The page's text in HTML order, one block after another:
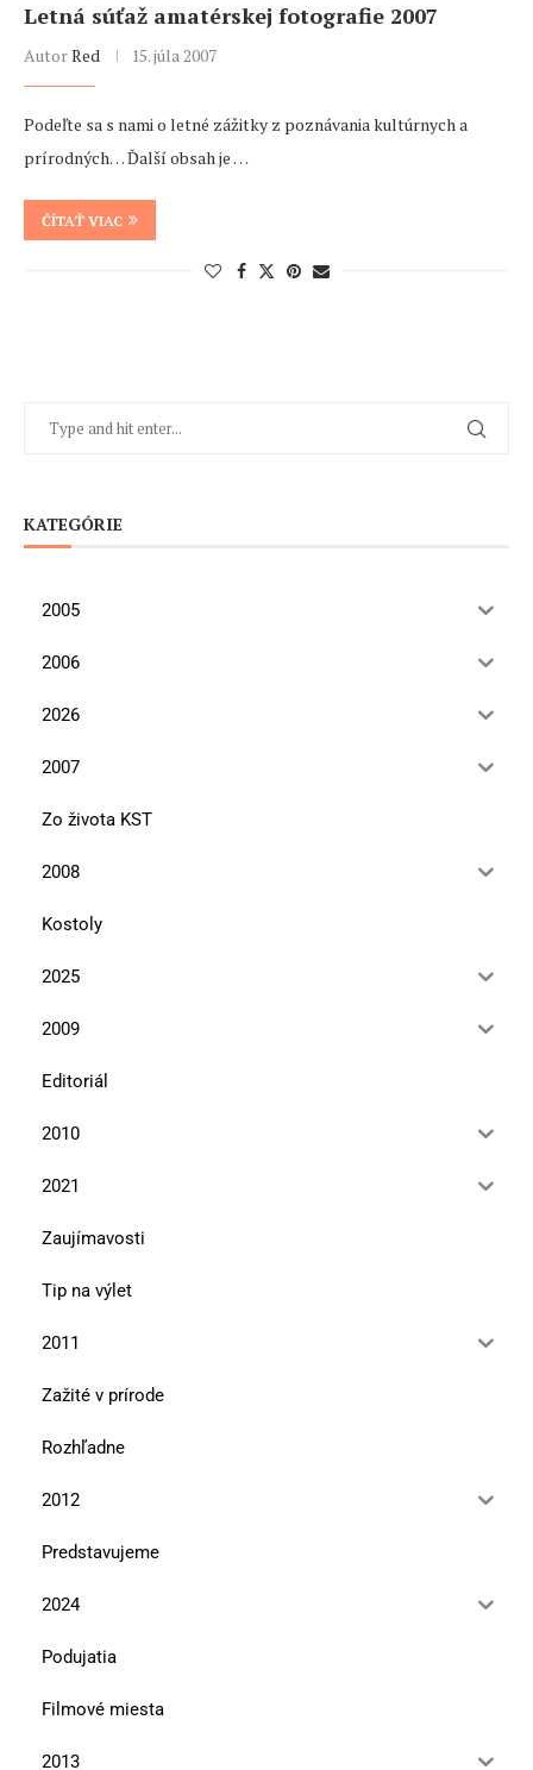
Letná súťaž amatérskej fotografie 2007
AutorRed 15. júla 2007
Podeľte sa s nami o letné zážitky z poznávania kultúrnych a
prírodných… Ďalší obsah je …
ČÍTAŤ VIAC
KATEGÓRIE
2005
2006
2026
2007
Zo života KST
2008
Kostoly
2025
2009
Editoriál
2010
2021
Zaujímavosti
Tip na výlet
2011
Zažité v prírode
Rozhľadne
2012
Predstavujeme
2024
Podujatia
Filmové miesta
2013